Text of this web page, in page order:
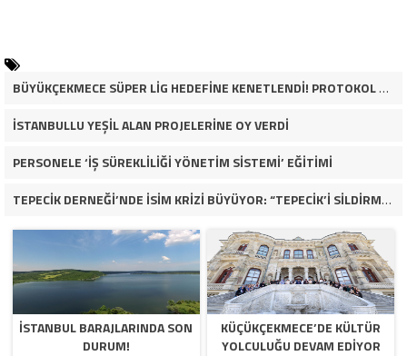
BÜYÜKÇEKMECE SÜPER LİG HEDEFİNE KENETLENDİ! PROTOKOL VE İŞ DÜNYASINDAN BASKETBOL TAKIMINA TAM DESTEK…
İSTANBULLU YEŞİL ALAN PROJELERİNE OY VERDİ
PERSONELE ‘İŞ SÜREKLİLİĞİ YÖNETİM SİSTEMİ’ EĞİTİMİ
TEPECİK DERNEĞİ’NDE İSİM KRİZİ BÜYÜYOR: “TEPECİK’İ SİLDİRMEYECEĞİZ”
İSTANBUL BARAJLARINDA SON
DURUM!
KÜÇÜKÇEKMECE’DE KÜLTÜR
YOLCULUĞU DEVAM EDİYOR